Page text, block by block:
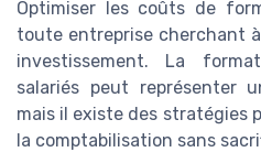
Optimiser les coûts de
toute entreprise cherchant
investissement. La
salariés peut représenter
mais il existe des stratégies
la comptabilisation sans